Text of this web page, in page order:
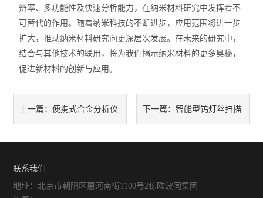
辨率、多功能性及快速分析能力，在纳米材料研究中发挥着不
可替代的作用。随着纳米科技的不断进步，应用范围将进一步
扩大，推动纳米材料研究向更深层次发展。在未来的研究中，
结合与其他技术的联用，将为我们揭示纳米材料的更多奥秘，
促进新材料的创新与应用。
上一篇：便携式合金分析仪
的关键作用
下一篇： 智能型钨灯丝扫描
联系我们
地址：北京市朝阳区惠河南街1100号2栋欧波同集团